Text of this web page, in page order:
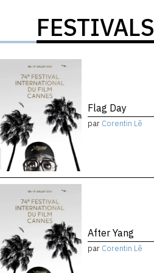
FESTIVALS
Flag Day
par Corentin Lê
After Yang
par Corentin Lê